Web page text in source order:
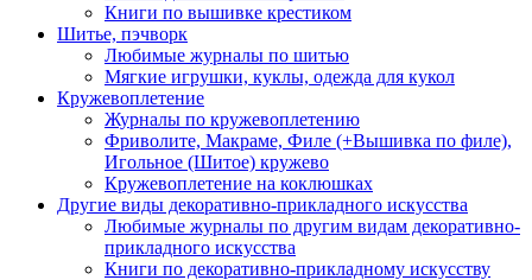
Книги по вышивке крестиком
Шитье, пэчворк
Любимые журналы по шитью
Мягкие игрушки, куклы, одежда для кукол
Кружевоплетение
Журналы по кружевоплетению
Фриволите, Макраме, Филе (+Вышивка по филе),
Игольное (Шитое) кружево
Кружевоплетение на коклюшках
Другие виды декоративно-прикладного искусства
Любимые журналы по другим видам декоративно-
прикладного искусства
Книги по декоративно-прикладному искусству